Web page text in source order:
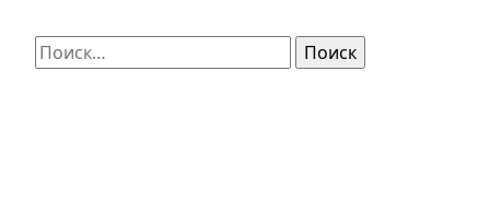
Найти: